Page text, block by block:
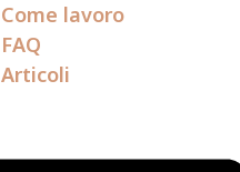
Come lavoro
FAQ
Articoli